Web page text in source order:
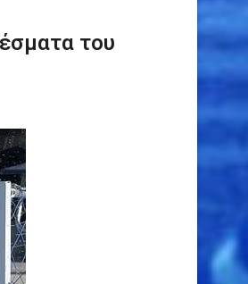
του